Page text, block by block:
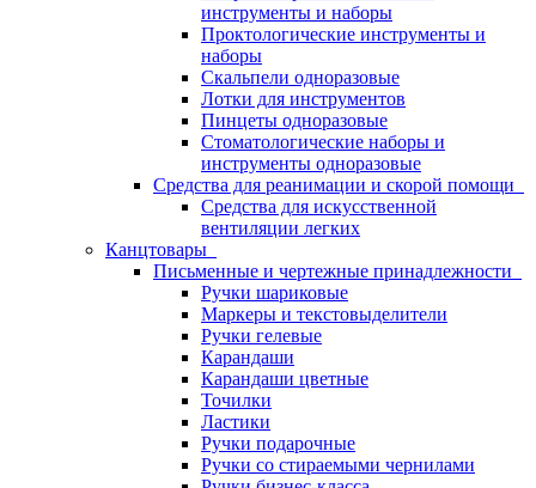
инструменты и наборы
Проктологические инструменты и
наборы
Скальпели одноразовые
Лотки для инструментов
Пинцеты одноразовые
Стоматологические наборы и
инструменты одноразовые
Средства для реанимации и скорой помощи
Средства для искусственной
вентиляции легких
Канцтовары
Письменные и чертежные принадлежности
Ручки шариковые
Маркеры и текстовыделители
Ручки гелевые
Карандаши
Карандаши цветные
Точилки
Ластики
Ручки подарочные
Ручки со стираемыми чернилами